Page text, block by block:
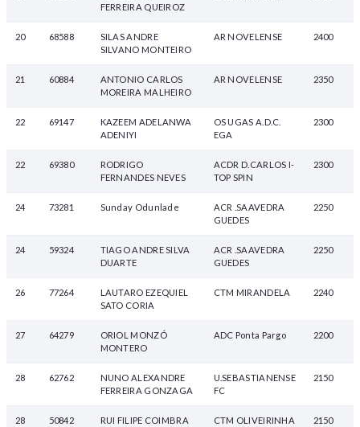
FERREIRA QUEIROZ
20 68588
SILAS ANDRE
SILVANO MONTEIRO
AR NOVELENSE 2400
21 60884
ANTONIO CARLOS
MOREIRA MALHEIRO
AR NOVELENSE 2350
22 69147
KAZEEM ADELANWA
ADENIYI
OS UGAS A.D.C.
EGA
2300
22 69380
RODRIGO
FERNANDES NEVES
ACDR D.CARLOS I-
TOP SPIN
2300
24 73281 Sunday Odunlade
ACR .SAAVEDRA
GUEDES
2250
24 59324
TIAGO ANDRE SILVA
DUARTE
ACR .SAAVEDRA
GUEDES
2250
26 77264
LAUTARO EZEQUIEL
SATO CORIA
CTM MIRANDELA 2240
27 64279
ORIOL MONZÓ
MONTERO
ADC Ponta Pargo 2200
28 62762
NUNO ALEXANDRE
FERREIRA GONZAGA
U.SEBASTIANENSE
FC
2150
28 50842
RUI FILIPE COIMBRA
CTM OLIVEIRINHA 2150